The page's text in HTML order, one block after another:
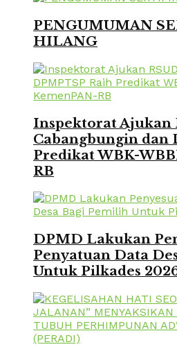
PENGUMUMAN
HILANG
Inspektorat Ajukan
Cabangbungin dan
Predikat WBK-
RB
DPMD Lakukan
Penyatuan Data
Untuk Pilkades